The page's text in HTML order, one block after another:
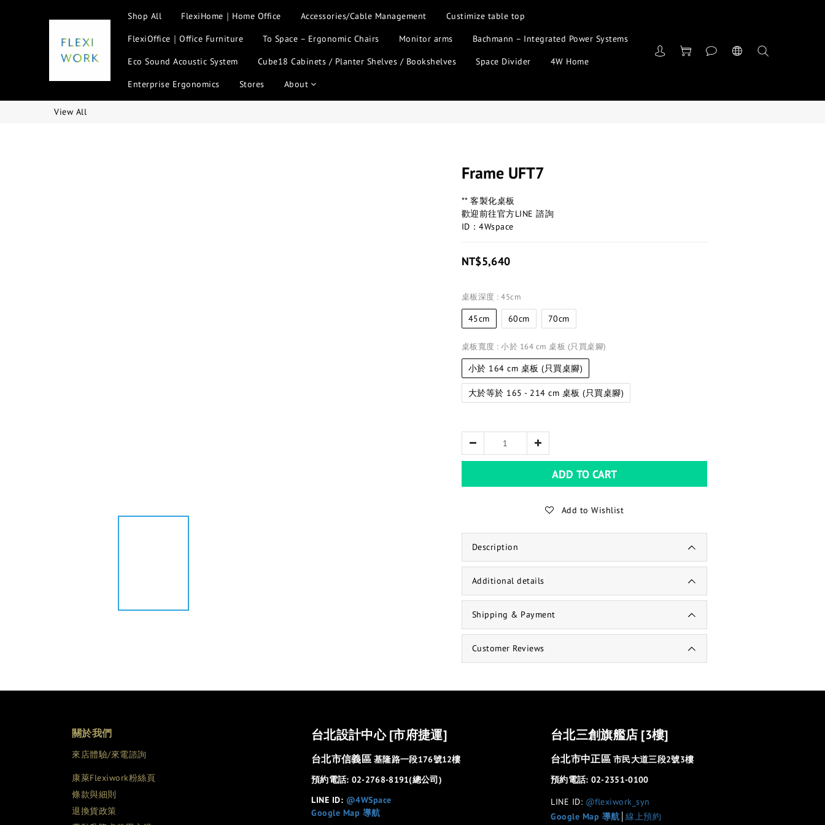
Shop All FlexiHome｜Home Office Accessories/Cable Management Custimize table top
FlexiOffice｜Office Furniture To Space – Ergonomic Chairs Monitor arms Bachmann – Integrated Power Systems
Eco Sound Acoustic System Cube18 Cabinets / Planter Shelves / Bookshelves Space Divider 4W Home
Enterprise Ergonomics Stores About
View All
Frame UFT7
** 客製化桌板
歡迎前往官方LINE 諮詢
ID：4Wspace
NT$5,640
桌板深度 : 45cm
45cm 60cm 70cm
桌板寬度 : 小於 164 cm 桌板 (只買桌腳)
小於 164 cm 桌板 (只買桌腳)
大於等於 165 - 214 cm 桌板 (只買桌腳)
ADD TO CART
Add to Wishlist
Description
Additional details
Shipping & Payment
Customer Reviews
關於我們
來店體驗/來電諮詢
康萊Flexiwork粉絲頁
條款與細則
退換貨政策
台北設計中心 [市府捷運]
台北市信義區基隆路一段176號12樓
預約電話: 02-2768-8191(總公司)
LINE ID: @4WSpace
Google Map 導航
台北三創旗艦店 [3樓]
台北市中正區市民大道三段2號3樓
預約電話: 02-2351-0100
LINE ID: @flexiwork_syn
Google Map 導航 線上預約